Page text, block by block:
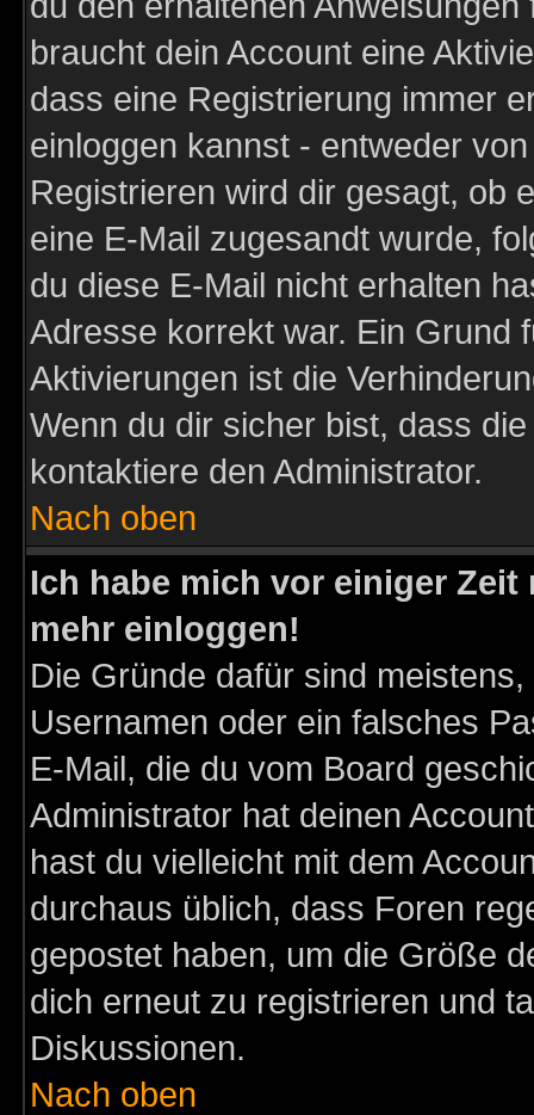
braucht dein Account eine
dass eine Registrierung immer
einloggen kannst - entweder
Registrieren wird dir gesagt, ob
eine E-Mail zugesandt wurde,
du diese E-Mail nicht erhalten
Adresse korrekt war. Ein Grund
Aktivierungen ist die
Wenn du dir sicher bist, dass
kontaktiere den Administrator.
Nach oben
Ich habe mich vor einiger
mehr einloggen!
Die Gründe dafür sind
Usernamen oder ein falsches
E-Mail, die du vom Board
Administrator hat deinen
hast du vielleicht mit dem
durchaus üblich, dass Foren
gepostet haben, um die Größe
dich erneut zu registrieren und
Diskussionen.
Nach oben